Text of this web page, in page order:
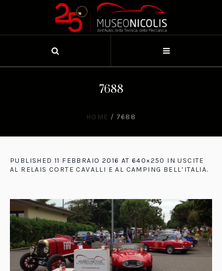
7688
HOME / 7688
PUBLISHED 11 FEBBRAIO 2016 AT 640×250 INUSCITE
AL RELAIS CORTE CAVALLI E AL CAMPING BELL’ITALIA.